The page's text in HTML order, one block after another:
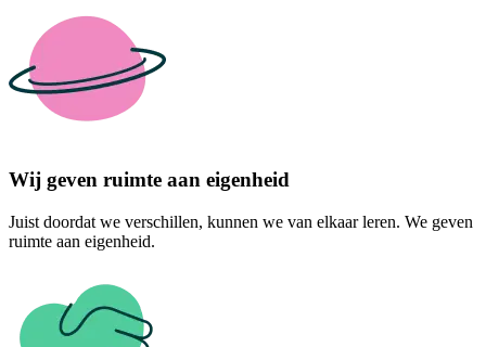
Wij geven ruimte aan eigenheid
Juist doordat we verschillen, kunnen we van elkaar leren. We geven
ruimte aan eigenheid.